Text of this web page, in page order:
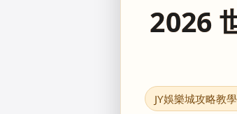
2026
JY娛樂城攻略教